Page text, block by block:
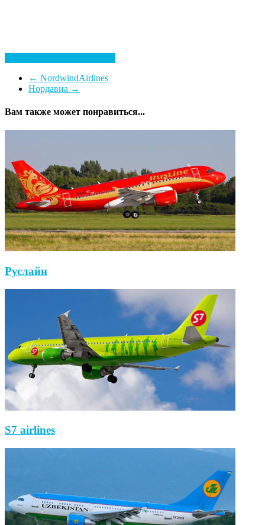
← NordwindAirlines
Нордавиа →
Вам также может понравиться...
Руслайн
S7 airlines